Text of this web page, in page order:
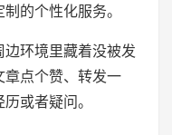
的个性化服务。
环境里藏着没被发
章点个赞、转发一
或者疑问。